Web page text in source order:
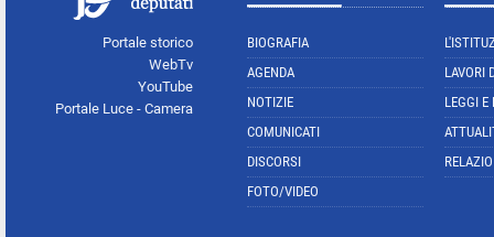
Portale storico
WebTv
YouTube
Portale Luce - Camera
BIOGRAFIA
AGENDA
NOTIZIE
COMUNICATI
DISCORSI
FOTO/VIDEO
LAVORI
LEGGI E